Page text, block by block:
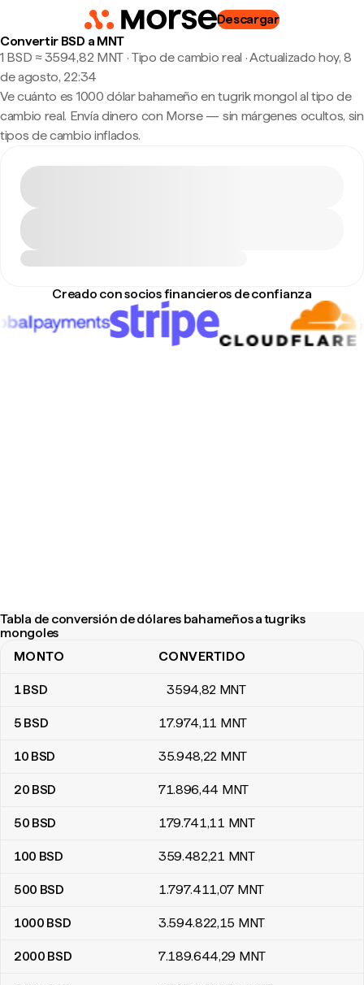
Descargar
Convertir BSD a MNT
1 BSD ≈ 3594,82 MNT · Tipo de cambio real ·Actualizado hoy, 8
de agosto, 22:34
Ve cuánto es 1000 dólar bahameño en tugrik mongol al tipo de
cambio real. Envía dinero con Morse — sin márgenes ocultos, sin
tipos de cambio inflados.
Creado con socios financieros de confianza
Tabla de conversión de dólares bahameños a tugriks
mongoles
Tabla de conversión de dólares bahameños a tugriks mongoles
MONTO CONVERTIDO
1BSD 3594,82 MNT
5 BSD 17.974,11 MNT
10 BSD 35.948,22 MNT
20 BSD 71.896,44 MNT
50 BSD 179.741,11 MNT
100 BSD 359.482,21 MNT
500 BSD 1.797.411,07 MNT
1000 BSD 3.594.822,15 MNT
2000 BSD 7.189.644,29 MNT